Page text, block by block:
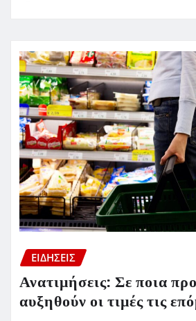
ΕΙΔΗΣΕΙΣ
Ανατιμήσεις: Σε ποια
αυξηθούν οι τιμές τις